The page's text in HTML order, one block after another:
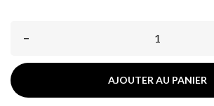
–
AJOUTER AU PANIER